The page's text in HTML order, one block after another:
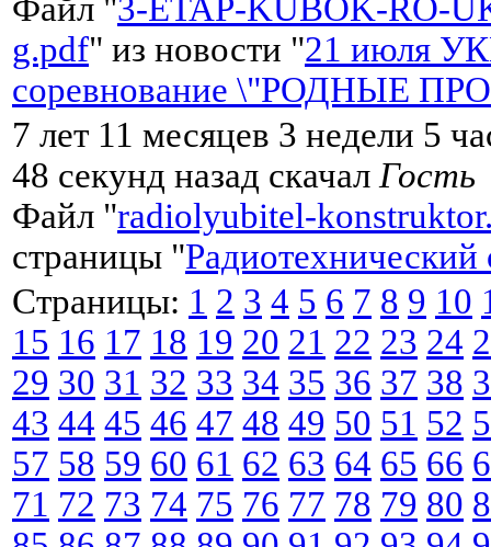
Файл "3-ETAP-KUBOK-RO-
g.pdf" из новости "21 июля
соревнование \"РОДНЫЕ
7 лет 11 месяцев 3 недели 5
48 секунд назад скачал Гость
Файл "radiolyubitel-
страницы "Радиотехнический
Страницы: 1 2 3 4 5 6 7 8 9 10
15 16 17 18 19 20 21 22 23 24
29 30 31 32 33 34 35 36 37 38
43 44 45 46 47 48 49 50 51 52
57 58 59 60 61 62 63 64 65 66
71 72 73 74 75 76 77 78 79 80